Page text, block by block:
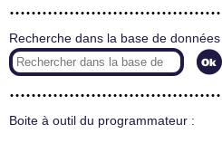
Recherche dans la base de données
Boite à outil du programmateur :